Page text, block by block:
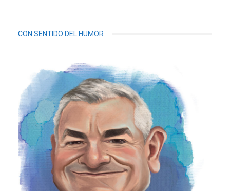
CON SENTIDO DEL HUMOR